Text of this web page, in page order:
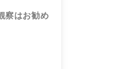
察はお勧め